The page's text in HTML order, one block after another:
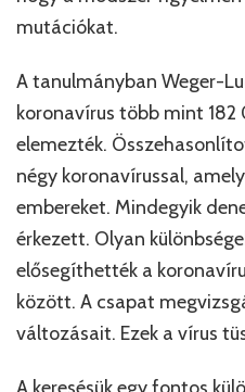
mutációkat.
A tanulmányban Weger-
koronavírus több mint
elemezték.
négy koronavírussal,
embereket. Mindegyik
érkezett. Olyan
elősegíthették a
között. A csapat
változásait. Ezek a vírus